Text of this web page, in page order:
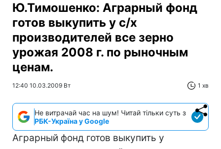
Ю.Тимошенко: Аграрный фонд
готов выкупить у с/х
производителей все зерно
урожая 2008 г. по рыночным
ценам.
12:40 10.03.2009 Вт 1 хв
Не витрачай час на шум! Читай тільки суть з
РБК-Україна у Google
Аграрный фонд готов выкупить у